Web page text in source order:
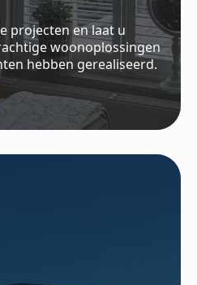
projecten en laat u
woonoplossingen
hebben gerealiseerd.